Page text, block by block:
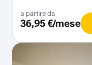
a partire da
36,95 €/mese